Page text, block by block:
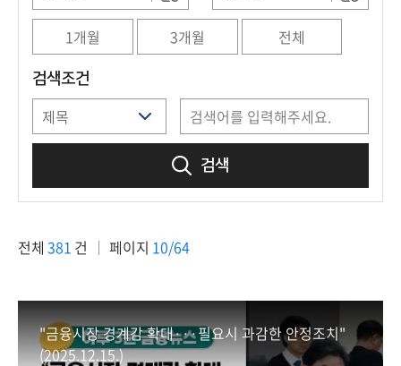
개
적
극
행
1개월 3개월 전체
검색조건
검색
전체 381 건 페이지 10/64
"금융시장 경계감 확대···필요시 과감한 안정조치"
(2025.12.15.)